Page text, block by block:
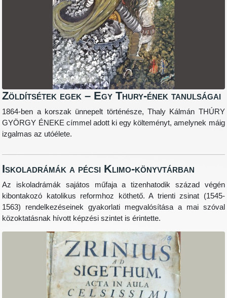
Zöldítsétek egek – Egy Thury-ének tanulságai
1864-ben a korszak ünnepelt történésze, Thaly Kálmán THÚRY
GYÖRGY ÉNEKE címmel adott ki egy költeményt, amelynek máig
izgalmas az utóélete.
Iskoladrámák a pécsi Klimo-könyvtárban
Az iskoladrámák sajátos műfaja a tizenhatodik század végén
kibontakozó katolikus reformhoz köthető. A trienti zsinat (1545-
1563) rendelkezéseinek gyakorlati megvalósítása a mai szóval
közoktatásnak hívott képzési szintet is érintette.